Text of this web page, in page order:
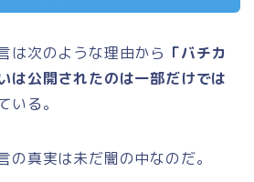
は次のような理由から 「バチカ
は公開されたのは一部だけでは
いる。
の真実は未だ闇の中なのだ。